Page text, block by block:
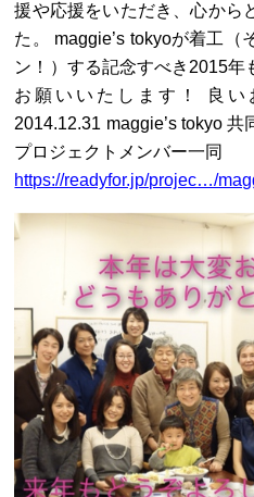
援や応援をいただき、心から
た。 maggie’s tokyoが着工
ン！）する記念すべき2015年
お願いいたします！ 良
2014.12.31 maggie’s tokyo
プロジェクトメンバー一同
https://readyfor.jp/projec…/